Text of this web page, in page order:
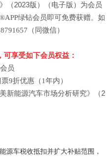
（2023版）（电子版） 为会员
绿钻会员即可免费获赠。 如
（同微信）
可享受如下会员权益：
员
9折优惠（1年内）
新能源汽车市场分析研究》（2
源车税收抵扣并扩大补贴范围，